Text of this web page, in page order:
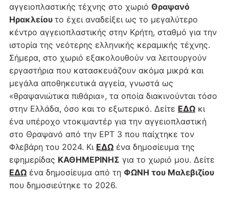
αγγειοπλαστικής τέχνης στο χωριό Θραψανό
Ηρακλείου το έχει αναδείξει ως το μεγαλύτερο
κέντρο αγγειοπλαστικής στην Κρήτη, σταθμό για την
ιστορία της νεότερης ελληνικής κεραμικής τέχνης.
Σήμερα, στο χωριό εξακολουθούν να λειτουργούν
εργαστήρια που κατασκευάζουν ακόμα μικρά και
μεγάλα αποθηκευτικά αγγεία, γνωστά ως
«θραψανιώτικα πιθάρια», τα οποία διακινούνται τόσο
στην Ελλάδα, όσο και το εξωτερικό. Δείτε ΕΔΩκι
ένα υπέροχο ντοκιμαντέρ για την αγγειοπλαστική
στο Θραψανό από την ΕΡΤ 3 που παίχτηκε τον
Φλεβάρη του 2024. Κι ΕΔΩένα δημοσίευμα της
εφημερίδας ΚΑΘΗΜΕΡΙΝΗΣ για το χωριό μου. Δείτε
ΕΔΩένα δημοσίευμα από τη ΦΩΝΗ του Μαλεβιζίου
που δημοσιεύτηκε το 2026.